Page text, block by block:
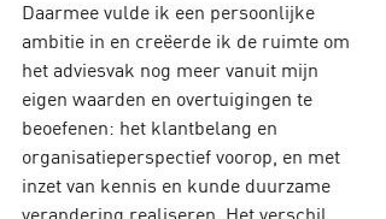
Daarmee vulde ik een persoonlijke
ambitie in en creëerde ik de ruimte om
het adviesvak nog meer vanuit mijn
eigen waarden en overtuigingen te
beoefenen: het klantbelang en
organisatieperspectief voorop, en met
inzet van kennis en kunde duurzame
verandering realiseren. Het verschil